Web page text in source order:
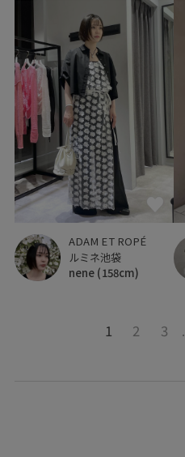
ADAM ET ROPÉ
ルミネ池袋
nene (158cm)
1 2 3